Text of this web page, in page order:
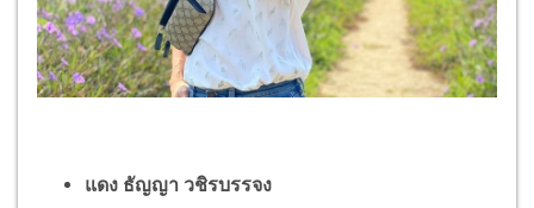
แดง ธัญญา วชิรบรรจง